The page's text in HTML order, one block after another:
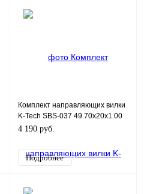
Комплект направляющих вилки
K-Tech SBS-037 49.70x20x1.00
4 190 руб.
Подробнее